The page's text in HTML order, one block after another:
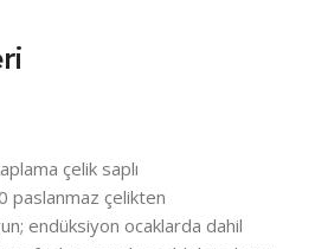
çelik saplı
paslanmaz çelikten
endüksiyon ocaklarda dahil